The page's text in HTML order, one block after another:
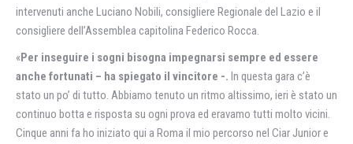
intervenuti anche Luciano Nobili, consigliere Regionale del Lazio e il
consigliere dell’Assemblea capitolina Federico Rocca.
«Per inseguire i sogni bisogna impegnarsi sempre ed essere
anche fortunati – ha spiegato il vincitore -. In questa gara c’è
stato un po’ di tutto. Abbiamo tenuto un ritmo altissimo, ieri è stato un
continuo botta e risposta su ogni prova ed eravamo tutti molto vicini.
Cinque anni fa ho iniziato qui a Roma il mio percorso nel Ciar Junior e